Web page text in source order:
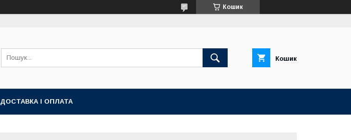
Кошик
Кошик
ДОСТАВКА І ОПЛАТА